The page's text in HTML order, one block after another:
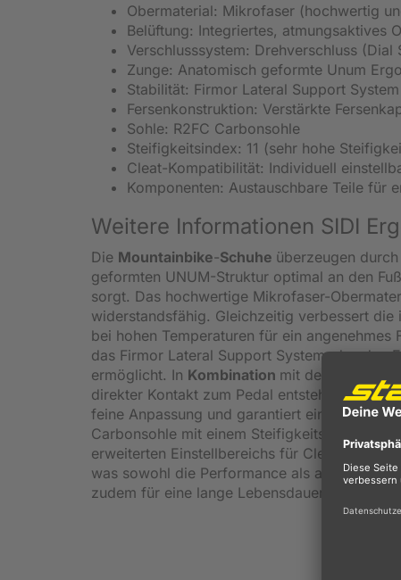
Obermaterial: Mikrofaser (hochwertig
Belüftung: Integriertes, atmungsaktives
Verschlusssystem: Drehverschluss (Dial
Zunge: Anatomisch geformte Unum
Stabilität: Firmor Lateral Support
Fersenkonstruktion: Verstärkte
Sohle: R2FC Carbonsohle
Steifigkeitsindex: 11 (sehr hohe
Cleat-Kompatibilität: Individuell
Komponenten: Austauschbare Teile für
Weitere Informationen SIDI
Die Mountainbike-Schuhe überzeugen
geformten UNUM-Struktur optimal an den
sorgt. Das hochwertige Mikrofaser-
widerstandsfähig. Gleichzeitig verbessert
bei hohen Temperaturen für ein angenehmes
das Firmor Lateral Support System, das den
ermöglicht. In Kombination mit der stabilen
direkter Kontakt zum Pedal entsteht. Das
feine Anpassung und garantiert einen festen
Carbonsohle mit einem Steifigkeitsindex von
erweiterten Einstellbereichs für Cleats mit 75
was sowohl die Performance als auch den
zudem für eine lange Lebensdauer und